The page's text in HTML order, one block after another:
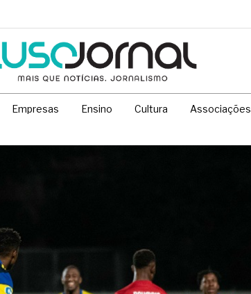
Empresas Ensino Cultura Associações